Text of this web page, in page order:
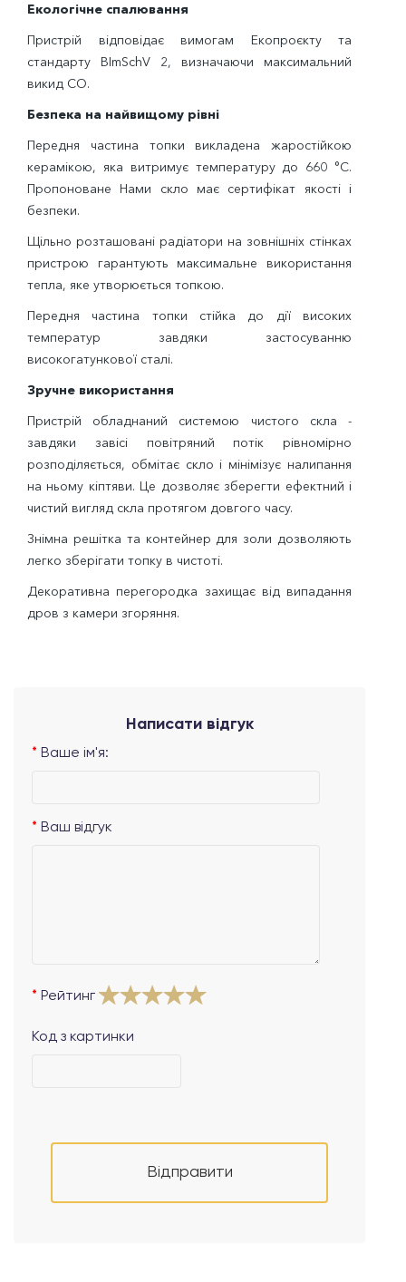
Екологічне спалювання
Пристрій відповідає вимогам Екопроєкту та
стандарту ВImSchV 2, визначаючи максимальний
викид СО.
Безпека на найвищому рівні
Передня частина топки викладена жаростійкою
керамікою, яка витримує температуру до 660 °С.
Пропоноване Нами скло має сертифікат якості і
безпеки.
Щільно розташовані радіатори на зовнішніх стінках
пристрою гарантують максимальне використання
тепла, яке утворюється топкою.
Передня частина топки стійка до дії високих
температур завдяки застосуванню
високогатункової сталі.
Зручне використання
Пристрій обладнаний системою чистого скла -
завдяки завісі повітряний потік рівномірно
розподіляється, обмітає скло і мінімізує налипання
на ньому кіптяви. Це дозволяє зберегти ефектний і
чистий вигляд скла протягом довгого часу.
Знімна решітка та контейнер для золи дозволяють
легко зберігати топку в чистоті.
Декоративна перегородка захищає від випадання
дров з камери згоряння.
Написати відгук
Ваше ім'я:
Ваш відгук
Рейтинг
Код з картинки
Відправити